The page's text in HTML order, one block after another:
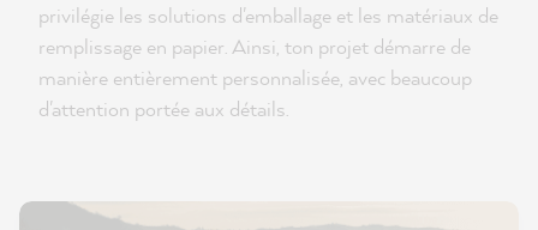
privilégie les solutions d'emballage et les matériaux de
remplissage en papier. Ainsi, ton projet démarre de
manière entièrement personnalisée, avec beaucoup
d'attention portée aux détails.